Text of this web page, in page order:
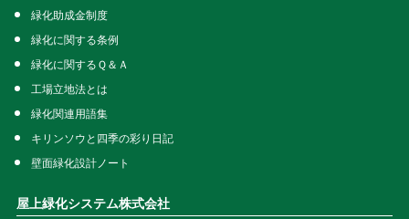
緑化助成金制度
緑化に関する条例
緑化に関するＱ＆Ａ
工場立地法とは
緑化関連用語集
キリンソウと四季の彩り日記
壁面緑化設計ノート
屋上緑化システム株式会社